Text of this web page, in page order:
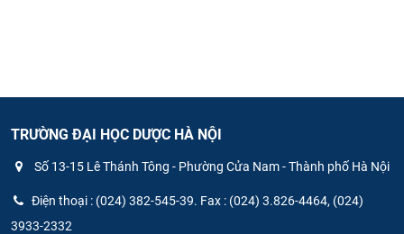
TRƯỜNG ĐẠI HỌC DƯỢC HÀ NỘI
Số 13-15 Lê Thánh Tông - Phường Cửa Nam - Thành phố Hà Nội
Điện thoại : (024) 382-545-39. Fax : (024) 3.826-4464, (024)
3933-2332